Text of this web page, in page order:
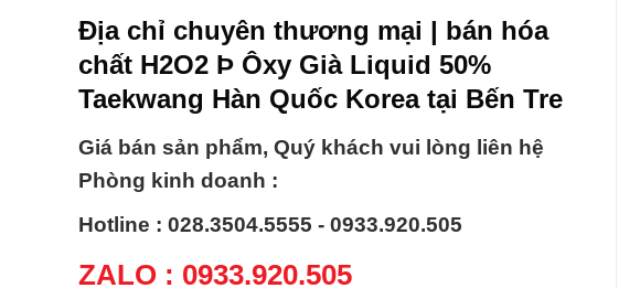
Địa chỉ chuyên thương mại | bán hóa
chất H2O2 Þ Ôxy Già Liquid 50%
Taekwang Hàn Quốc Korea tại Bến Tre
Giá bán sản phẩm, Quý khách vui lòng liên hệ
Phòng kinh doanh :
Hotline : 028.3504.5555 - 0933.920.505
ZALO : 0933.920.505